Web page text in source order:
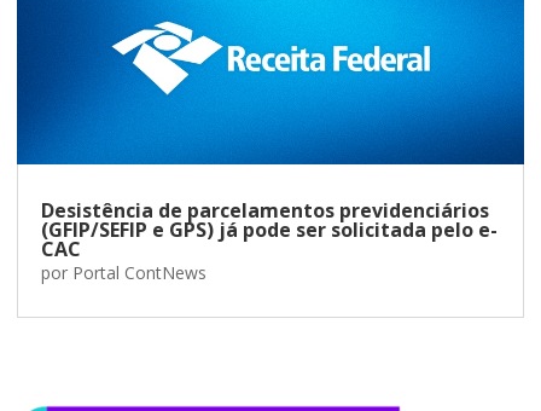
Desistência de parcelamentos previdenciários
(GFIP/SEFIP e GPS) já pode ser solicitada pelo e-
CAC
por Portal ContNews